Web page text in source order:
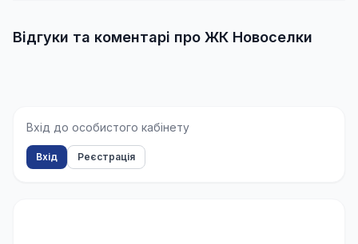
Відгуки та коментарі про ЖК Новоселки
Вхід до особистого кабінету
Вхід Реєстрація